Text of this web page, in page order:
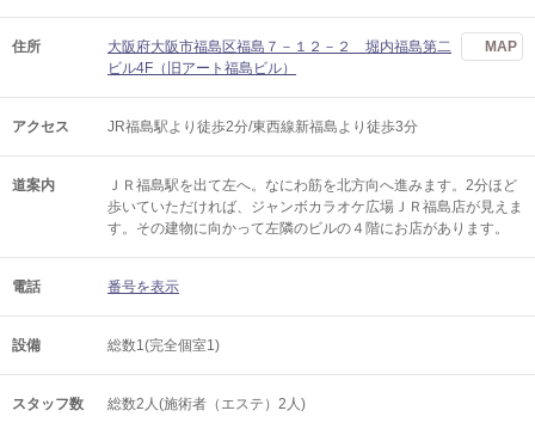
住所
大阪府大阪市福島区福島７－１２－２ 堀内福島第二
ビル4F（旧アート福島ビル）
MAP
アクセス JR福島駅より徒歩2分/東西線新福島より徒歩3分
道案内
ＪＲ福島駅を出て左へ。なにわ筋を北方向へ進みます。2分ほど
歩いていただければ、ジャンボカラオケ広場ＪＲ福島店が見えま
す。その建物に向かって左隣のビルの４階にお店があります。
電話 番号を表示
設備 総数1(完全個室1)
スタッフ数 総数2人(施術者（エステ）2人)